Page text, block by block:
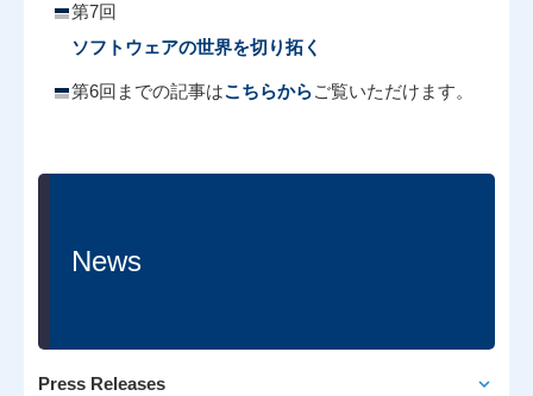
第7回
ソフトウェアの世界を切り拓く
第6回までの記事はこちらからご覧いただけます。
News
Press Releases